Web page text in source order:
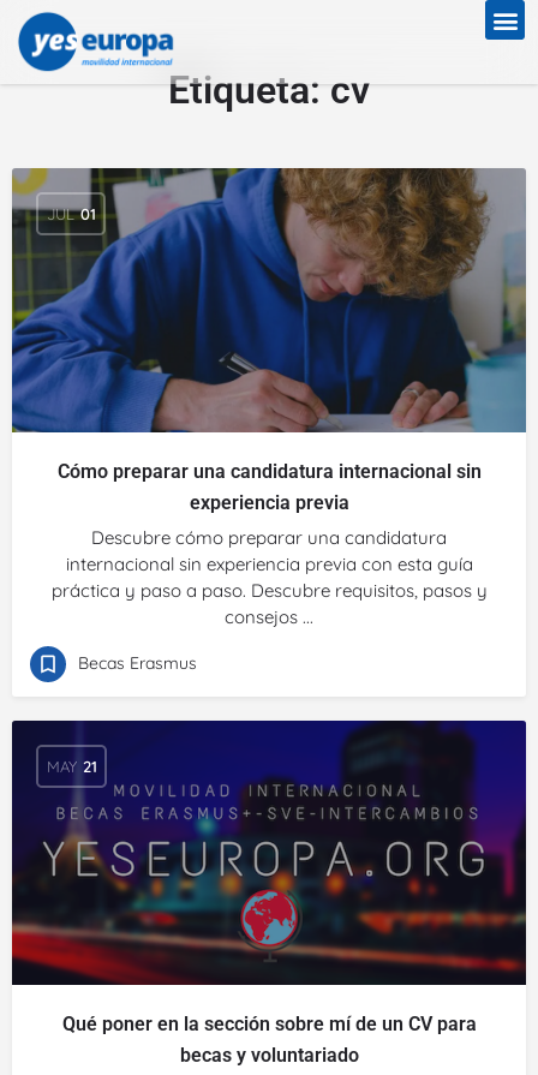
Etiqueta:cv
JUL 01
Cómo preparar una candidatura internacional sin
experiencia previa
Descubre cómo preparar una candidatura
internacional sin experiencia previa con esta guía
práctica y paso a paso. Descubre requisitos, pasos y
consejos ...
Becas Erasmus
MAY 21
Qué poner en la sección sobre mí de un CV para
becas y voluntariado